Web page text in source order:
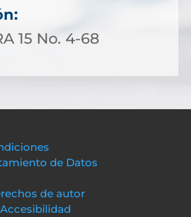
15 No. 4-68
de Datos
de autor